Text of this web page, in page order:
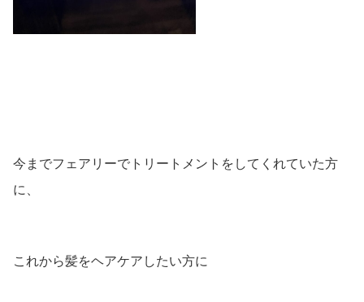
今までフェアリーでトリートメントをしてくれていた方
に、
これから髪をヘアケアしたい方に